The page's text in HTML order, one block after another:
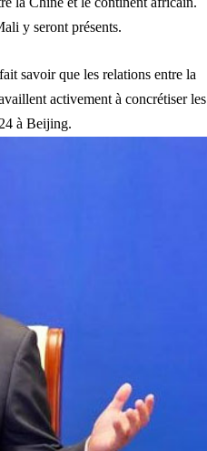
y seront présents.
savoir que les relations entre la
activement à concrétiser les
à Beijing.